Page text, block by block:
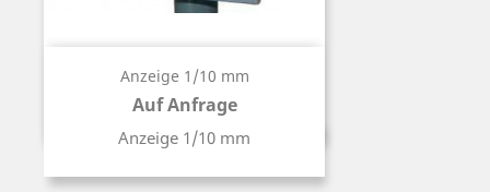
Anzeige 1/10 mm
Auf Anfrage
Preis
Anzeige 1/10 mm